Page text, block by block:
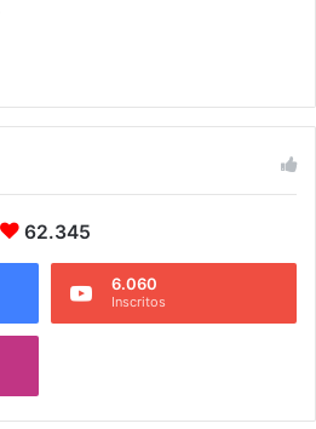
62.345
6.060
Inscritos